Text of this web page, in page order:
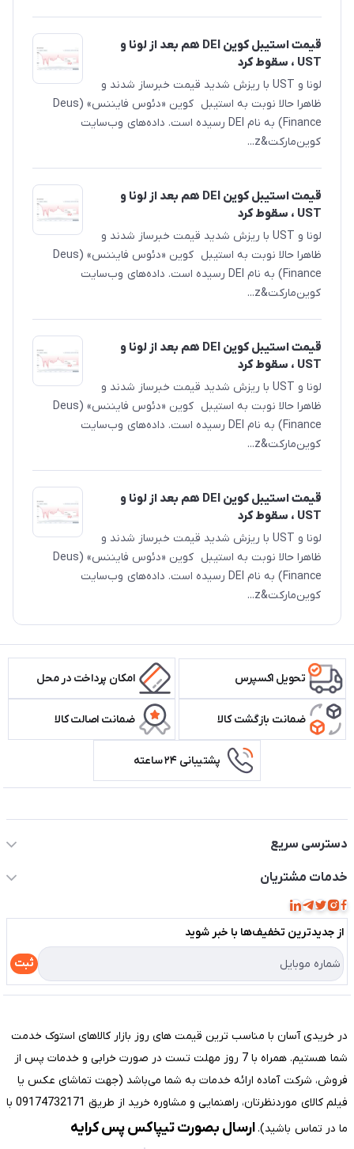
قیمت استیبل کوین DEI هم بعد از لونا و
UST‌ ، سقوط کرد
لونا و UST با ریزش شدید قیمت خبرساز شدند و
ظاهرا حالا نوبت به استیبل کوین «دئوس فایننس» (Deus
Finance) به نام DEI رسیده است. داده‌های وب‌سایت
کوین‌مارکت&z...
قیمت استیبل کوین DEI هم بعد از لونا و
UST‌ ، سقوط کرد
لونا و UST با ریزش شدید قیمت خبرساز شدند و
ظاهرا حالا نوبت به استیبل کوین «دئوس فایننس» (Deus
Finance) به نام DEI رسیده است. داده‌های وب‌سایت
کوین‌مارکت&z...
قیمت استیبل کوین DEI هم بعد از لونا و
UST‌ ، سقوط کرد
لونا و UST با ریزش شدید قیمت خبرساز شدند و
ظاهرا حالا نوبت به استیبل کوین «دئوس فایننس» (Deus
Finance) به نام DEI رسیده است. داده‌های وب‌سایت
کوین‌مارکت&z...
قیمت استیبل کوین DEI هم بعد از لونا و
UST‌ ، سقوط کرد
لونا و UST با ریزش شدید قیمت خبرساز شدند و
ظاهرا حالا نوبت به استیبل کوین «دئوس فایننس» (Deus
Finance) به نام DEI رسیده است. داده‌های وب‌سایت
کوین‌مارکت&z...
تحویل اکسپرس امکان پرداخت در محل
ضمانت بازگشت کالا ضمانت اصالت کالا
پشتیبانی ۲۴ ساعته
دسترسی سریع
حساب کاربری
مجله فروشگاه
لیست محصولات
درباره ما
تماس با ما
خدمات مشتریان
قوانین و مقررات
حریم خصوصی
راهنما
از جدید‌ترین تخفیف‌ها با‌ خبر شوید
ثبت
در خریدی آسان با مناسب ترین قیمت های روز بازار کالاهای استوک خدمت
شما هستیم. همراه با 7 روز مهلت تست در صورت خرابی و خدمات پس از
فروش، شرکت آماده ارائه خدمات به شما می‌باشد (جهت تماشای عکس یا
فیلم کالای موردنظرتان، راهنمایی و مشاوره خرید از طریق 09174732171 با
ما در تماس باشید).ارسال بصورت تیپاکس پس کرایه